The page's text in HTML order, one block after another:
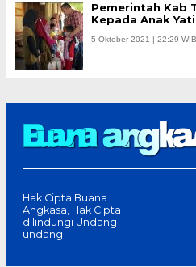
Pemerintah Kab
Kepada Anak
5 Oktober 2021 | 22:29 WIB
Hak Cipta Buana
Angkasa, Hak Cipta
dilindungi Undang-
undang